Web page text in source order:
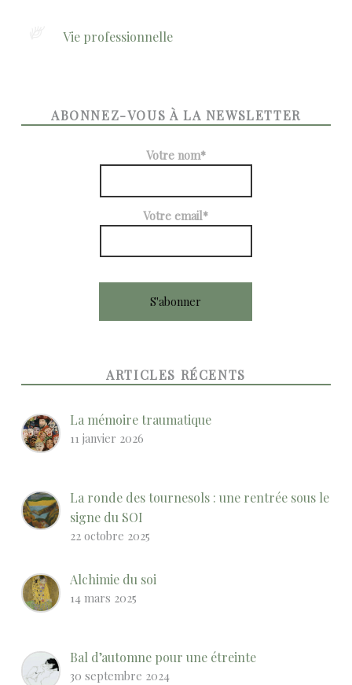
Vie professionnelle
ABONNEZ-VOUS À LA NEWSLETTER
Votre nom*
Votre email*
ARTICLES RÉCENTS
La mémoire traumatique
11 janvier 2026
La ronde des tournesols : une rentrée sous le
signe du SOI
22 octobre 2025
Alchimie du soi
14 mars 2025
Bal d’automne pour une étreinte
30 septembre 2024